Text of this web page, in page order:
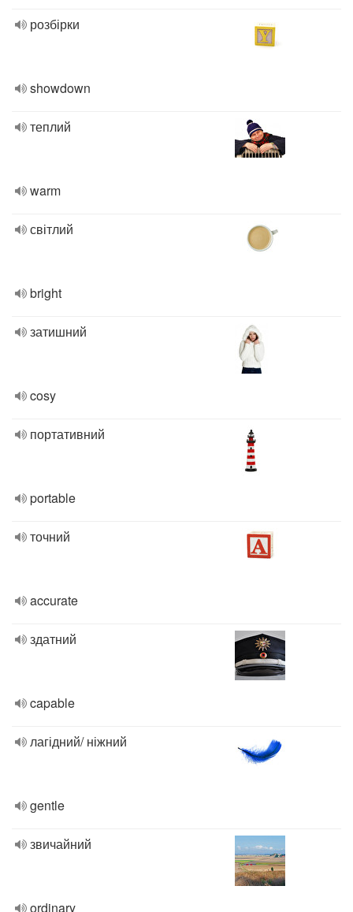
розбірки
showdown
теплий
warm
світлий
bright
затишний
cosy
портативний
portable
точний
accurate
здатний
capable
лагідний/ ніжний
gentle
звичайний
ordinary